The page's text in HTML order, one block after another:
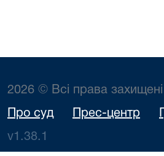
2026 © Всі права захищені
Про суд Прес-центр
v1.38.1